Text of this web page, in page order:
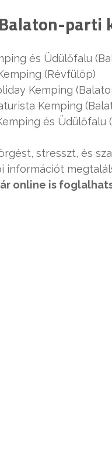
parti
és Üdülőfalu
(Révfülöp)
Kemping
Kemping
és Üdülőfalu
stresszt, és
információt
online is